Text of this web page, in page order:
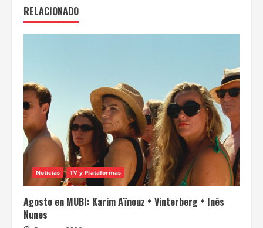
RELACIONADO
Noticias TV y Plataformas
Agosto en MUBI: Karim Aïnouz + Vinterberg + Inês
Nunes